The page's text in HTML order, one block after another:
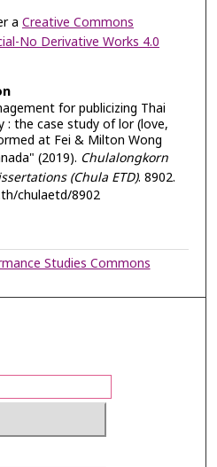
a Creative Commons
No Derivative Works 4.0
for publicizing Thai
: the case study of lor (love,
at Fei & Milton Wong
(2019). Chulalongkorn
(Chula ETD). 8902.
chulaetd/8902
Studies Commons